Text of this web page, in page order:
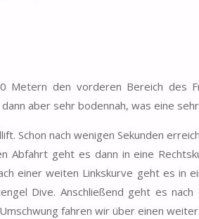
Metern den vorderen Bereich des
aber sehr bodennah, was eine
Schon nach wenigen Sekunden
geht es dann in eine
einer weiten Linkskurve geht es in
Dive. Anschließend geht es
fahren wir über einen